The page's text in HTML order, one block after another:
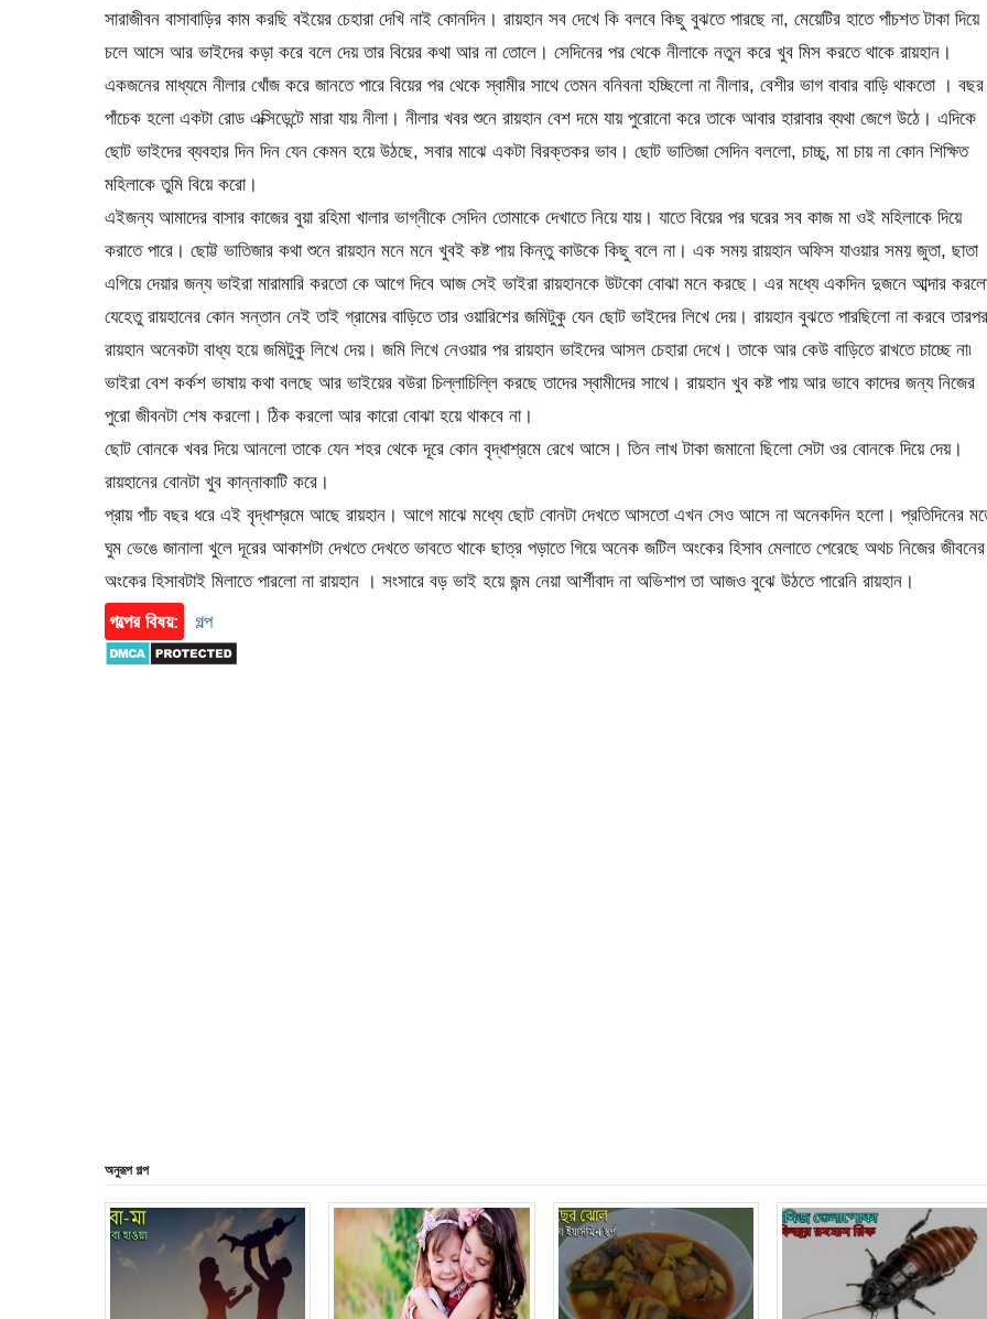
সারাজীবন বাসাবাড়ির কাম করছি বইয়ের চেহারা দেখি নাই কোনদিন। রায়হান সব দেখে কি বলবে কিছু বুঝতে পারছে না, মেয়েটির হাতে পাঁচশত টাকা দিয়ে
চলে আসে আর ভাইদের কড়া করে বলে দেয় তার বিয়ের কথা আর না তোলে। সেদিনের পর থেকে নীলাকে নতুন করে খুব মিস করতে থাকে রায়হান।
একজনের মাধ্যমে নীলার খোঁজ করে জানতে পারে বিয়ের পর থেকে স্বামীর সাথে তেমন বনিবনা হচ্ছিলো না নীলার, বেশীর ভাগ বাবার বাড়ি থাকতো । বছর
পাঁচেক হলো একটা রোড এক্সিডেন্টে মারা যায় নীলা। নীলার খবর শুনে রায়হান বেশ দমে যায় পুরোনো করে তাকে আবার হারাবার ব্যথা জেগে উঠে। এদিকে
ছোট ভাইদের ব্যবহার দিন দিন যেন কেমন হয়ে উঠছে, সবার মাঝে একটা বিরক্তকর ভাব। ছোট ভাতিজা সেদিন বললো, চাচ্চু, মা চায় না কোন শিক্ষিত
মহিলাকে তুমি বিয়ে করো।
এইজন্য আমাদের বাসার কাজের বুয়া রহিমা খালার ভাগ্নীকে সেদিন তোমাকে দেখাতে নিয়ে যায়। যাতে বিয়ের পর ঘরের সব কাজ মা ওই মহিলাকে দিয়ে
করাতে পারে। ছোট্ট ভাতিজার কথা শুনে রায়হান মনে মনে খুবই কষ্ট পায় কিন্তু কাউকে কিছু বলে না। এক সময় রায়হান অফিস যাওয়ার সময় জুতা, ছাতা
এগিয়ে দেয়ার জন্য ভাইরা মারামারি করতো কে আগে দিবে আজ সেই ভাইরা রায়হানকে উটকো বোঝা মনে করছে। এর মধ্যে একদিন দুজনে আব্দার
যেহেতু রায়হানের কোন সন্তান নেই তাই গ্রামের বাড়িতে তার ওয়ারিশের জমিটুকু যেন ছোট ভাইদের লিখে দেয়। রায়হান বুঝতে পারছিলো না করবে
রায়হান অনেকটা বাধ্য হয়ে জমিটুকু লিখে দেয়। জমি লিখে নেওয়ার পর রায়হান ভাইদের আসল চেহারা দেখে। তাকে আর কেউ বাড়িতে রাখতে চাচ্ছে না৷
ভাইরা বেশ কর্কশ ভাষায় কথা বলছে আর ভাইয়ের বউরা চিল্লাচিল্লি করছে তাদের স্বামীদের সাথে। রায়হান খুব কষ্ট পায় আর ভাবে কাদের জন্য নিজের
পুরো জীবনটা শেষ করলো। ঠিক করলো আর কারো বোঝা হয়ে থাকবে না।
ছোট বোনকে খবর দিয়ে আনলো তাকে যেন শহর থেকে দূরে কোন বৃদ্ধাশ্রমে রেখে আসে। তিন লাখ টাকা জমানো ছিলো সেটা ওর বোনকে দিয়ে দেয়।
রায়হানের বোনটা খুব কান্নাকাটি করে।
প্রায় পাঁচ বছর ধরে এই বৃদ্ধাশ্রমে আছে রায়হান। আগে মাঝে মধ্যে ছোট বোনটা দেখতে আসতো এখন সেও আসে না অনেকদিন হলো। প্রতিদিনের
ঘুম ভেঙে জানালা খুলে দূরের আকাশটা দেখতে দেখতে ভাবতে থাকে ছাত্র পড়াতে গিয়ে অনেক জটিল অংকের হিসাব মেলাতে পেরেছে অথচ নিজের জীবনের
অংকের হিসাবটাই মিলাতে পারলো না রায়হান । সংসারে বড় ভাই হয়ে জন্ম নেয়া আর্শীবাদ না অভিশাপ তা আজও বুঝে উঠতে পারেনি রায়হান।
গল্পের বিষয়:
গল্প
অনুরূপ গল্প